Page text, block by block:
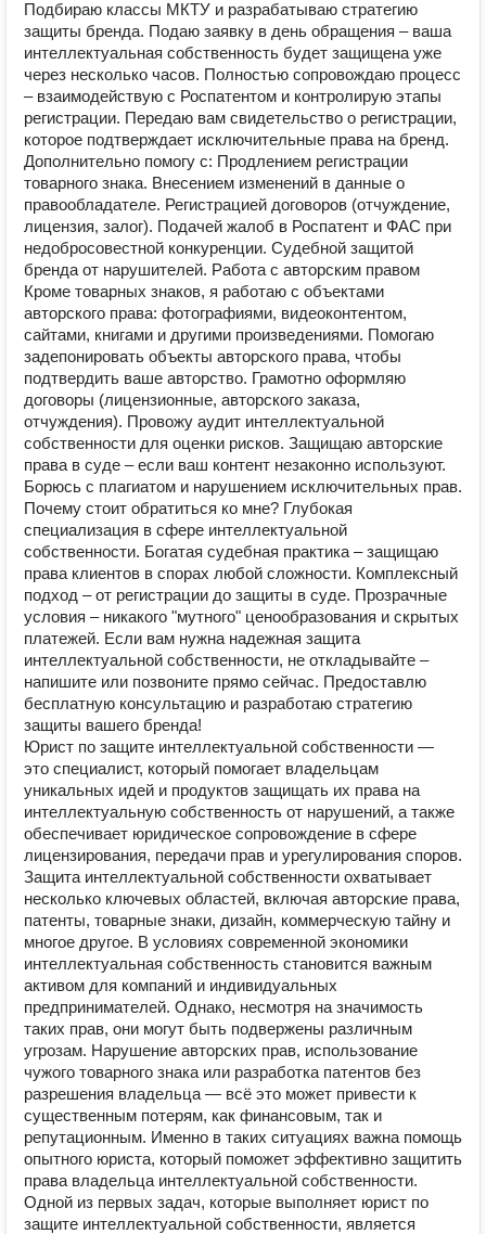
Подбираю классы МКТУ и разрабатываю стратегию
защиты бренда. Подаю заявку в день обращения – ваша
интеллектуальная собственность будет защищена уже
через несколько часов. Полностью сопровождаю процесс
– взаимодействую с Роспатентом и контролирую этапы
регистрации. Передаю вам свидетельство о регистрации,
которое подтверждает исключительные права на бренд.
Дополнительно помогу с: Продлением регистрации
товарного знака. Внесением изменений в данные о
правообладателе. Регистрацией договоров (отчуждение,
лицензия, залог). Подачей жалоб в Роспатент и ФАС при
недобросовестной конкуренции. Судебной защитой
бренда от нарушителей. Работа с авторским правом
Кроме товарных знаков, я работаю с объектами
авторского права: фотографиями, видеоконтентом,
сайтами, книгами и другими произведениями. Помогаю
задепонировать объекты авторского права, чтобы
подтвердить ваше авторство. Грамотно оформляю
договоры (лицензионные, авторского заказа,
отчуждения). Провожу аудит интеллектуальной
собственности для оценки рисков. Защищаю авторские
права в суде – если ваш контент незаконно используют.
Борюсь с плагиатом и нарушением исключительных прав.
Почему стоит обратиться ко мне? Глубокая
специализация в сфере интеллектуальной
собственности. Богатая судебная практика – защищаю
права клиентов в спорах любой сложности. Комплексный
подход – от регистрации до защиты в суде. Прозрачные
условия – никакого "мутного" ценообразования и скрытых
платежей. Если вам нужна надежная защита
интеллектуальной собственности, не откладывайте –
напишите или позвоните прямо сейчас. Предоставлю
бесплатную консультацию и разработаю стратегию
защиты вашего бренда!
Юрист по защите интеллектуальной собственности —
это специалист, который помогает владельцам
уникальных идей и продуктов защищать их права на
интеллектуальную собственность от нарушений, а также
обеспечивает юридическое сопровождение в сфере
лицензирования, передачи прав и урегулирования споров.
Защита интеллектуальной собственности охватывает
несколько ключевых областей, включая авторские права,
патенты, товарные знаки, дизайн, коммерческую тайну и
многое другое. В условиях современной экономики
интеллектуальная собственность становится важным
активом для компаний и индивидуальных
предпринимателей. Однако, несмотря на значимость
таких прав, они могут быть подвержены различным
угрозам. Нарушение авторских прав, использование
чужого товарного знака или разработка патентов без
разрешения владельца — всё это может привести к
существенным потерям, как финансовым, так и
репутационным. Именно в таких ситуациях важна помощь
опытного юриста, который поможет эффективно защитить
права владельца интеллектуальной собственности.
Одной из первых задач, которые выполняет юрист по
защите интеллектуальной собственности, является